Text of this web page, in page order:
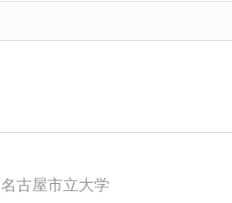
名古屋市立大学